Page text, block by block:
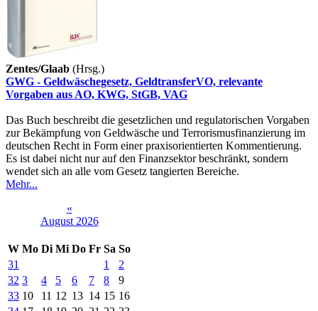
Zentes/Glaab (Hrsg.)
GWG - Geldwäschegesetz, GeldtransferVO, relevante
Vorgaben aus AO, KWG, StGB, VAG
Das Buch beschreibt die gesetzlichen und regulatorischen Vorgaben
zur Bekämpfung von Geldwäsche und Terrorismusfinanzierung im
deutschen Recht in Form einer praxisorientierten Kommentierung.
Es ist dabei nicht nur auf den Finanzsektor beschränkt, sondern
wendet sich an alle vom Gesetz tangierten Bereiche.
Mehr...
«
August 2026
W Mo Di Mi Do Fr Sa So
31
1
2
32 3 4 5 6 7 8
9
33 10 11 12 13 14 15 16